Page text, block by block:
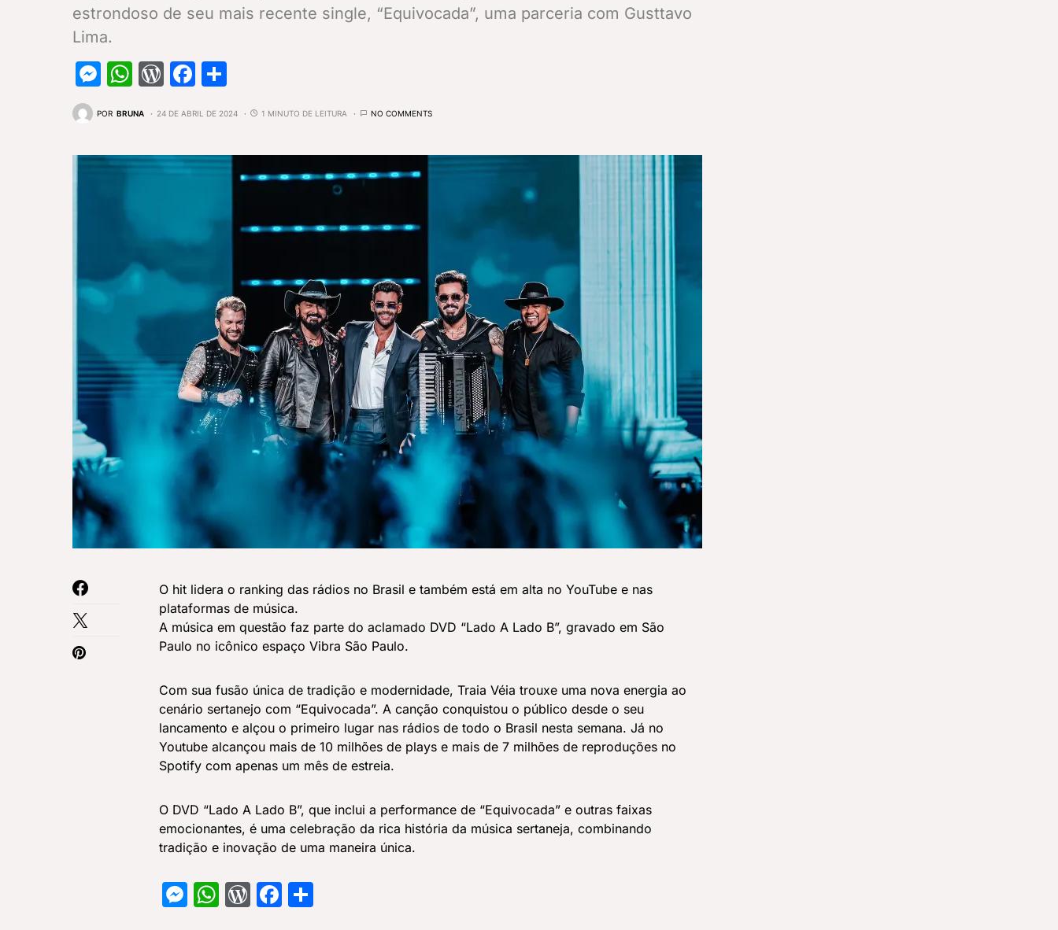
estrondoso de seu mais recente single, “Equivocada”, uma parceria com Gusttavo
Lima.
Messenger
WhatsApp
WordPress
Facebook
POR BRUNA 24 DE ABRIL DE 2024 1 MINUTO DE LEITURA NO COMMENTS
O hit lidera o ranking das rádios no Brasil e também está em alta no YouTube e nas
plataformas de música.
A música em questão faz parte do aclamado DVD “Lado A Lado B”, gravado em São
Paulo no icônico espaço Vibra São Paulo.
Com sua fusão única de tradição e modernidade, Traia Véia trouxe uma nova energia ao
cenário sertanejo com “Equivocada”. A canção conquistou o público desde o seu
lancamento e alçou o primeiro lugar nas rádios de todo o Brasil nesta semana. Já no
Youtube alcançou mais de 10 milhões de plays e mais de 7 milhões de reproduções no
Spotify com apenas um mês de estreia.
O DVD “Lado A Lado B”, que inclui a performance de “Equivocada” e outras faixas
emocionantes, é uma celebração da rica história da música sertaneja, combinando
tradição e inovação de uma maneira única.
Messenger
WhatsApp
WordPress
Facebook